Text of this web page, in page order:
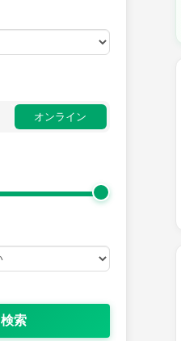
オンライン
検索